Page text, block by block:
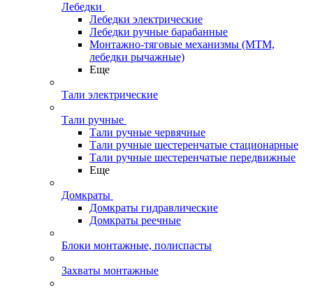
Лебедки
Лебедки электрические
Лебедки ручные барабанные
Монтажно-тяговые механизмы (МТМ,
лебедки рычажные)
Еще
Тали электрические
Тали ручные
Тали ручные червячные
Тали ручные шестеренчатые стационарные
Тали ручные шестеренчатые передвижные
Еще
Домкраты
Домкраты гидравлические
Домкраты реечные
Блоки монтажные, полиспасты
Захваты монтажные